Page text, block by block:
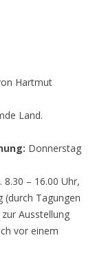
Hartmut
Land.
Donnerstag
– 16.00 Uhr,
(durch Tagungen
Ausstellung
vor einem